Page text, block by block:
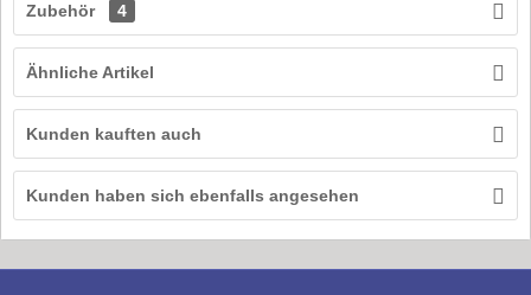
Zubehör 4
Ähnliche Artikel
Kunden kauften auch
Kunden haben sich ebenfalls angesehen